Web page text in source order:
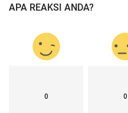
APA REAKSI ANDA?
0 0